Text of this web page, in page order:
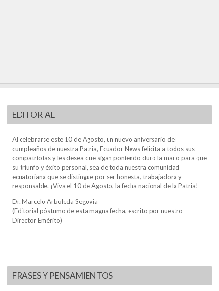
EDITORIAL
Al celebrarse este 10 de Agosto, un nuevo aniversario del
cumpleaños de nuestra Patria, Ecuador News felicita a todos sus
compatriotas y les desea que sigan poniendo duro la mano para que
su triunfo y éxito personal, sea de toda nuestra comunidad
ecuatoriana que se distingue por ser honesta, trabajadora y
responsable. ¡Viva el 10 de Agosto, la fecha nacional de la Patria!
Dr. Marcelo Arboleda Segovia
(Editorial póstumo de esta magna fecha, escrito por nuestro
Director Emérito)
FRASES Y PENSAMIENTOS